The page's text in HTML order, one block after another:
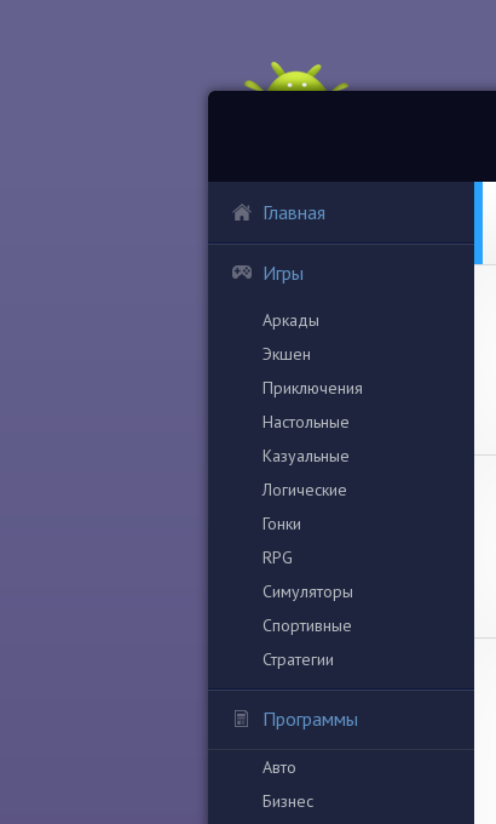
Главная
Игры
Аркады
Экшен
Приключения
Настольные
Казуальные
Логические
Гонки
RPG
Симуляторы
Спортивные
Стратегии
Программы
Авто
Бизнес